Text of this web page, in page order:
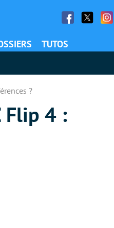
Facebook
Twitter
TUTOS
?
Flip 4 :